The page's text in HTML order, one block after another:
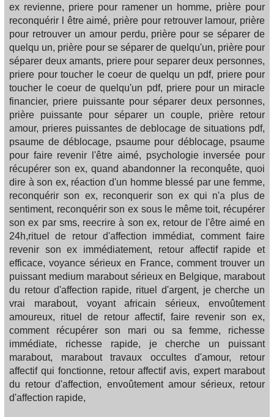
ex revienne, priere pour ramener un homme, prière pour
reconquérir l être aimé, prière pour retrouver lamour, prière
pour retrouver un amour perdu, prière pour se séparer de
quelqu un, prière pour se séparer de quelqu'un, prière pour
séparer deux amants, priere pour separer deux personnes,
priere pour toucher le coeur de quelqu un pdf, priere pour
toucher le coeur de quelqu'un pdf, priere pour un miracle
financier, priere puissante pour séparer deux personnes,
prière puissante pour séparer un couple, prière retour
amour, prieres puissantes de deblocage de situations pdf,
psaume de déblocage, psaume pour déblocage, psaume
pour faire revenir l'être aimé, psychologie inversée pour
récupérer son ex, quand abandonner la reconquête, quoi
dire à son ex, réaction d'un homme blessé par une femme,
reconquérir son ex, reconquerir son ex qui n'a plus de
sentiment, reconquérir son ex sous le même toit, récupérer
son ex par sms, reecrire à son ex, retour de l'être aimé en
24h,rituel de retour d'affection immédiat, comment faire
revenir son ex immédiatement, retour affectif rapide et
efficace, voyance sérieux en France, comment trouver un
puissant medium marabout sérieux en Belgique, marabout
du retour d'affection rapide, rituel d'argent, je cherche un
vrai marabout, voyant africain sérieux, envoûtement
amoureux, rituel de retour affectif, faire revenir son ex,
comment récupérer son mari ou sa femme, richesse
immédiate, richesse rapide, je cherche un puissant
marabout, marabout travaux occultes d'amour, retour
affectif qui fonctionne, retour affectif avis, expert marabout
du retour d'affection, envoûtement amour sérieux, retour
d'affection rapide,